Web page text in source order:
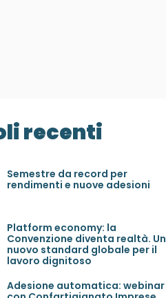
recenti
Semestre da record per
rendimenti e nuove adesioni
Platform economy: la
Convenzione diventa realtà. Un
nuovo standard globale per il
lavoro dignitoso
Adesione automatica: webinar